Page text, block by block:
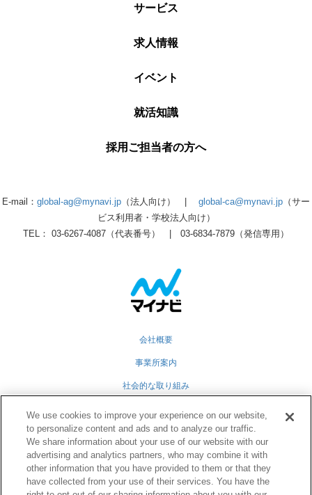
サービス
求人情報
イベント
就活知識
採用ご担当者の方へ
E-mail： global-ag@mynavi.jp （法人向け） | global-ca@mynavi.jp （サー
ビス利用者・学校法人向け）
TEL： 03-6267-4087（代表番号） | 03-6834-7879（発信専用）
会社概要
事業所案内
社会的な取り組み
グループ会社
個人情報保護方針
業務運営規定
We use cookies to improve your experience on our website,
to personalize content and ads and to analyze our traffic.
We share information about your use of our website with our
advertising and analytics partners, who may combine it with
other information that you have provided to them or that they
have collected from your use of their services. You have the